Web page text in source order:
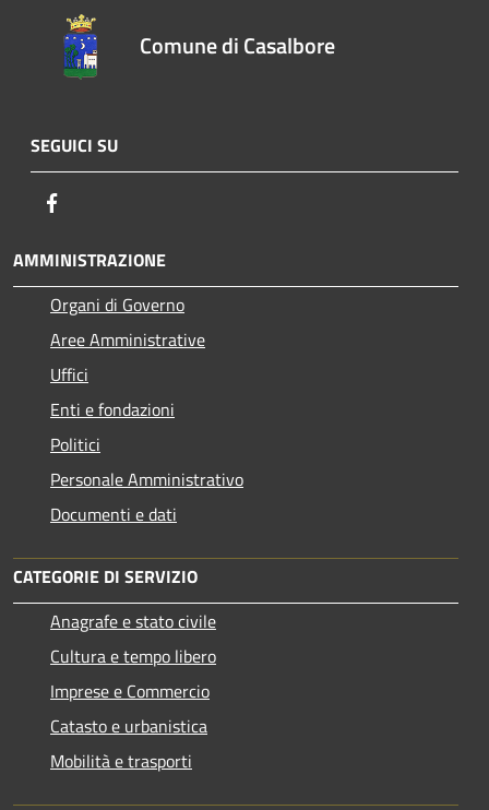
Comune di Casalbore
SEGUICI SU
AMMINISTRAZIONE
Organi di Governo
Aree Amministrative
Uffici
Enti e fondazioni
Politici
Personale Amministrativo
Documenti e dati
CATEGORIE DI SERVIZIO
Anagrafe e stato civile
Cultura e tempo libero
Imprese e Commercio
Catasto e urbanistica
Mobilità e trasporti